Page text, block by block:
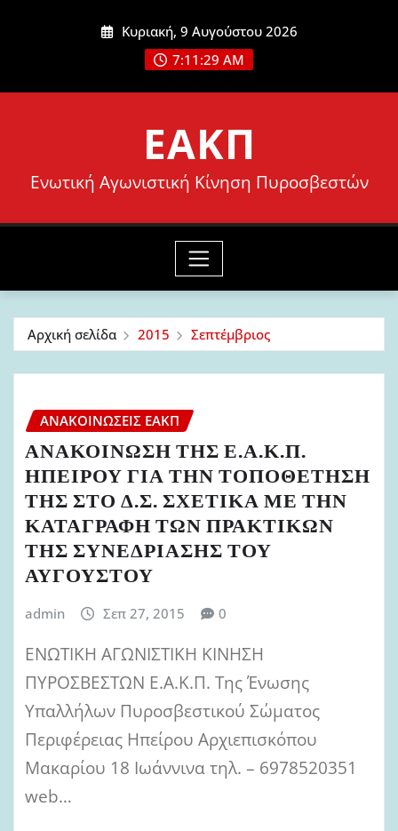
Κυριακή, 9 Αυγούστου 2026
7:11:30 AM
ΕΑΚΠ
Ενωτική Αγωνιστική Κίνηση Πυροσβεστών
Αρχική σελίδα 2015 Σεπτέμβριος
ΑΝΑΚΟΙΝΏΣΕΙΣ ΕΑΚΠ
ΑΝΑΚΟΙΝΩΣΗ ΤΗΣ Ε.Α.Κ.Π.
ΗΠΕΙΡΟΥ ΓΙΑ ΤΗΝ ΤΟΠΟΘΕΤΗΣΗ
ΤΗΣ ΣΤΟ Δ.Σ. ΣΧΕΤΙΚΑ ΜΕ ΤΗΝ
ΚΑΤΑΓΡΑΦΗ ΤΩΝ ΠΡΑΚΤΙΚΩΝ
ΤΗΣ ΣΥΝΕΔΡΙΑΣΗΣ ΤΟΥ
ΑΥΓΟΥΣΤΟΥ
admin Σεπ 27, 2015 0
ΕΝΩΤΙΚΗ ΑΓΩΝΙΣΤΙΚΗ ΚΙΝΗΣΗ
ΠΥΡΟΣΒΕΣΤΩΝ Ε.Α.Κ.Π. Της Ένωσης
Υπαλλήλων Πυροσβεστικού Σώματος
Περιφέρειας Ηπείρου Αρχιεπισκόπου
Μακαρίου 18 Ιωάννινα τηλ. – 6978520351
web…